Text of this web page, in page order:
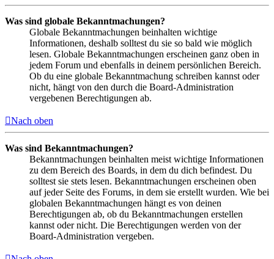
Was sind globale Bekanntmachungen?
Globale Bekanntmachungen beinhalten wichtige
Informationen, deshalb solltest du sie so bald wie möglich
lesen. Globale Bekanntmachungen erscheinen ganz oben in
jedem Forum und ebenfalls in deinem persönlichen Bereich.
Ob du eine globale Bekanntmachung schreiben kannst oder
nicht, hängt von den durch die Board-Administration
vergebenen Berechtigungen ab.
Nach oben
Was sind Bekanntmachungen?
Bekanntmachungen beinhalten meist wichtige Informationen
zu dem Bereich des Boards, in dem du dich befindest. Du
solltest sie stets lesen. Bekanntmachungen erscheinen oben
auf jeder Seite des Forums, in dem sie erstellt wurden. Wie bei
globalen Bekanntmachungen hängt es von deinen
Berechtigungen ab, ob du Bekanntmachungen erstellen
kannst oder nicht. Die Berechtigungen werden von der
Board-Administration vergeben.